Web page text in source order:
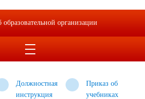
Правила
библиотеки
Должностная
инструкция
Приказ об
учебниках
образовательной организации